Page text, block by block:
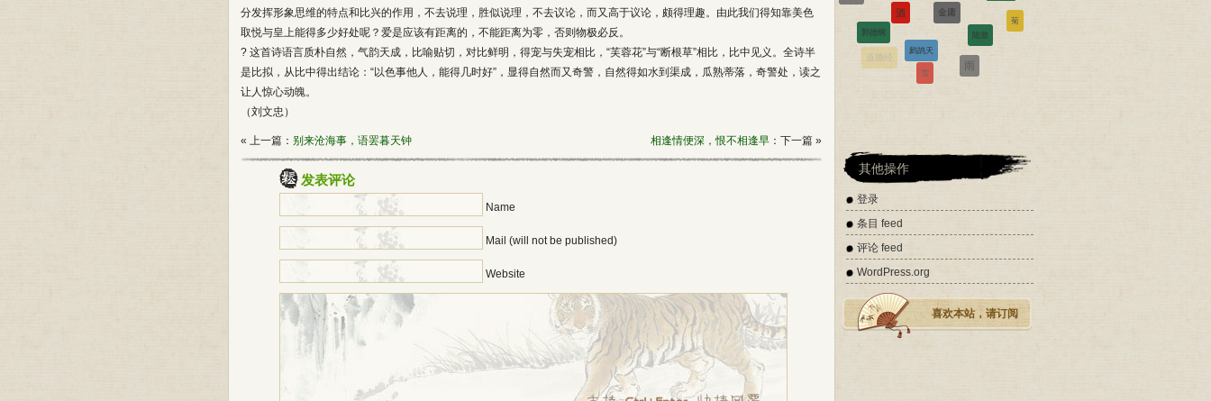
分发挥形象思维的特点和比兴的作用，不去说理，胜似说理，不去议论，而又高于议论，颇得理趣。由此我们得知靠美色
取悦与皇上能得多少好处呢？爱是应该有距离的，不能距离为零，否则物极必反。
? 这首诗语言质朴自然，气韵天成，比喻贴切，对比鲜明，得宠与失宠相比，“芙蓉花”与“断根草”相比，比中见义。全诗半
是比拟，从比中得出结论：“以色事他人，能得几时好”，显得自然而又奇警，自然得如水到渠成，瓜熟蒂落，奇警处，读之
让人惊心动魄。
（刘文忠）
« 上一篇： 别来沧海事，语罢暮天钟 相逢情便深，恨不相逢早 ：下一篇 »
发表评论
Name
Mail (will not be published)
Website
菊
辛弃疾
道德经 雨
雪
其他操作
登录
条目 feed
评论 feed
WordPress.org
喜欢本站，请订阅